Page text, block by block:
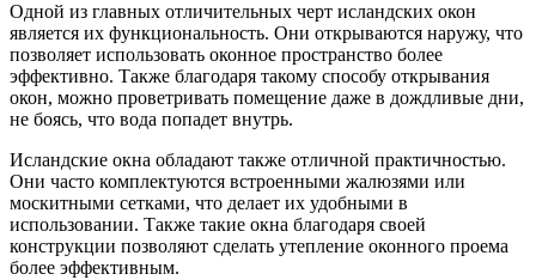
Одной из главных отличительных черт исландских окон
является их функциональность. Они открываются наружу, что
позволяет использовать оконное пространство более
эффективно. Также благодаря такому способу открывания
окон, можно проветривать помещение даже в дождливые дни,
не боясь, что вода попадет внутрь.
Исландские окна обладают также отличной практичностью.
Они часто комплектуются встроенными жалюзями или
москитными сетками, что делает их удобными в
использовании. Также такие окна благодаря своей
конструкции позволяют сделать утепление оконного проема
более эффективным.